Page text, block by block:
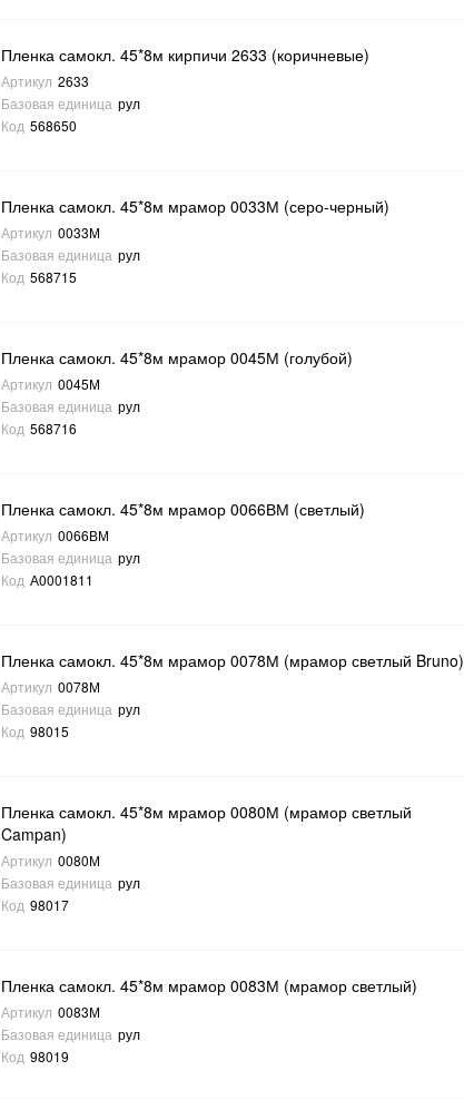
Пленка самокл. 45*8м кирпичи 2633 (коричневые)
Артикул 2633
Базовая единица рул
Код 568650
Пленка самокл. 45*8м мрамор 0033М (серо-черный)
Артикул 0033М
Базовая единица рул
Код 568715
Пленка самокл. 45*8м мрамор 0045М (голубой)
Артикул 0045М
Базовая единица рул
Код 568716
Пленка самокл. 45*8м мрамор 0066ВМ (светлый)
Артикул 0066ВМ
Базовая единица рул
Код А0001811
Пленка самокл. 45*8м мрамор 0078М (мрамор светлый Bruno)
Артикул 0078М
Базовая единица рул
Код 98015
Пленка самокл. 45*8м мрамор 0080М (мрамор светлый
Campan)
Артикул 0080М
Базовая единица рул
Код 98017
Пленка самокл. 45*8м мрамор 0083М (мрамор светлый)
Артикул 0083М
Базовая единица рул
Код 98019